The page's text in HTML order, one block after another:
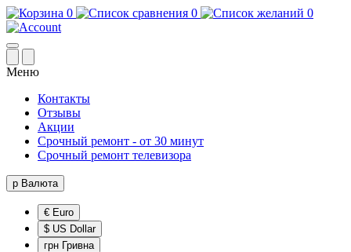
0 0 0
Меню
Контакты
Отзывы
Акции
Срочный ремонт - от 30 минут
Срочный ремонт телевизора
р Валюта
€ Euro
$ US Dollar
грн Гривна